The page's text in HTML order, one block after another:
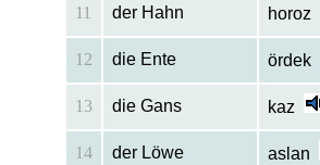
11 der Hahn horoz
12 die Ente ördek
13 die Gans kaz
14 der Löwe aslan